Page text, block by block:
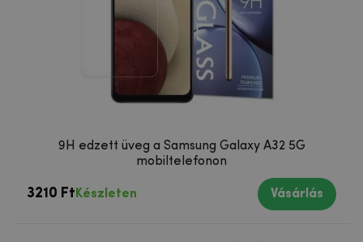
9H edzett üveg a Samsung Galaxy A32 5G
mobiltelefonon
3210 Ft Készleten Vásárlás